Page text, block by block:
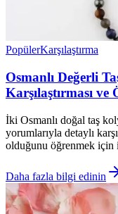
PopülerKarşılaştırma
Osmanlı Değerli
Karşılaştırması ve
İki Osmanlı doğal taş
yorumlarıyla detaylı
olduğunu öğrenmek için
Daha fazla bilgi edinin